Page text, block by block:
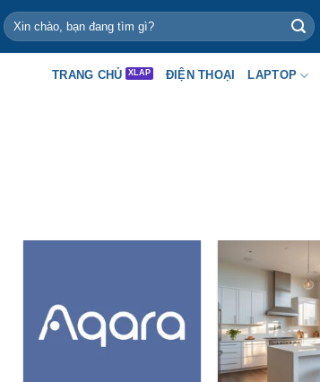
Tìm
kiếm:
TRANG CHỦ ĐIỆN THOẠI LAPTOP